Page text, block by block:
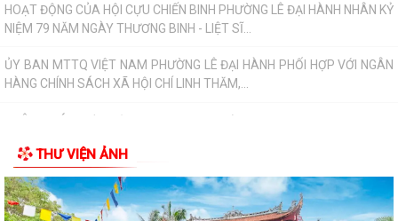
NIỆM 79 NĂM NGÀY THƯƠNG BINH - LIỆT SĨ...
HÀNG CHÍNH SÁCH XÃ HỘI CHÍ LINH THĂM,...
2026) Hội đồng nhân dân phường khóa...
THÔNG BÁO LỄ DÂNG HƯƠNG THẮP NẾN TRI ÂN CÁC ANH HÙNG LIỆT
SĨ
CHIẾN DỊCH 500 NGÀY ĐÊM ĐẨY MẠNH THỰC HIỆN, TÌM KIẾM, QUY
THƯ VIỆN ẢNH